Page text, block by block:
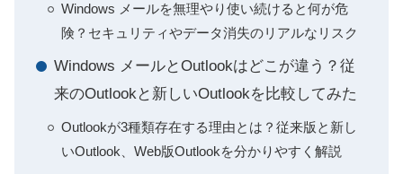
Windows メールを無理やり使い続けると何が危
険？セキュリティやデータ消失のリアルなリスク
Windows メールとOutlookはどこが違う？従
来のOutlookと新しいOutlookを比較してみた
Outlookが3種類存在する理由とは？従来版と新し
いOutlook、Web版Outlookを分かりやすく解説